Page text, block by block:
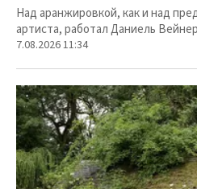
Над аранжировкой, как и над
артиста, работал Даниель Вейнер
7.08.2026 11:34